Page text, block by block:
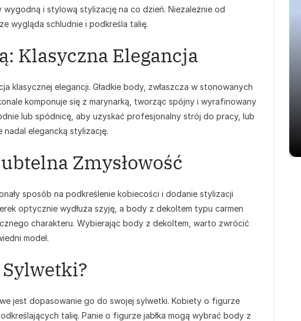
wygodną i stylową stylizację na co dzień. Niezależnie od
wygląda schludnie i podkreśla talię.
Klasyczna Elegancja
klasycznej elegancji. Gładkie body, zwłaszcza w stonowanych
komponuje się z marynarką, tworząc spójny i wyrafinowany
lub spódnicę, aby uzyskać profesjonalny strój do pracy, lub
elegancką stylizację.
Zmysłowość
sposób na podkreślenie kobiecości i dodanie stylizacji
optycznie wydłuża szyję, a body z dekoltem typu carmen
charakteru. Wybierając body z dekoltem, warto zwrócić
model.
jest dopasowanie go do swojej sylwetki. Kobiety o figurze
talię. Panie o figurze jabłka mogą wybrać body z